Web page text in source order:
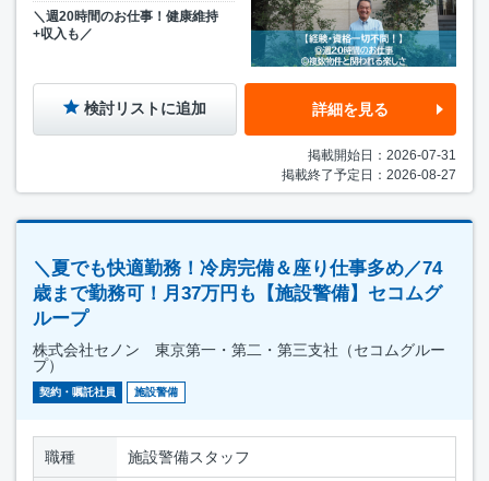
＼週20時間のお仕事！健康維持
+収入も／
検討リストに追加 詳細を見る
掲載開始日：2026-07-31
掲載終了予定日：2026-08-27
＼夏でも快適勤務！冷房完備＆座り仕事多め／74
歳まで勤務可！月37万円も【施設警備】セコムグ
ループ
株式会社セノン 東京第一・第二・第三支社（セコムグルー
プ）
契約・嘱託社員 施設警備
職種 施設警備スタッフ